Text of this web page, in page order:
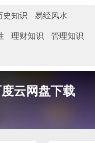
史知识
易经风水
理财知识
管理知识
云网盘下载